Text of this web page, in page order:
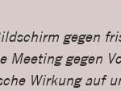
gegen
Meeting gegen
Wirkung auf